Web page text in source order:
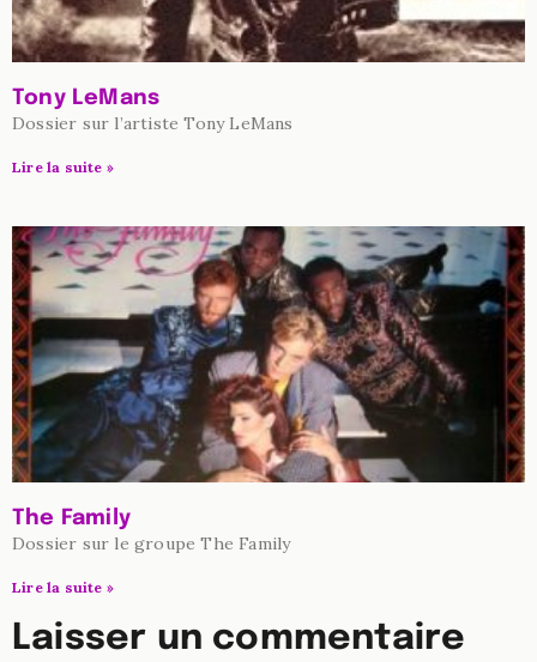
Tony LeMans
Dossier sur l’artiste Tony LeMans
Lire la suite »
The Family
Dossier sur le groupe The Family
Lire la suite »
Laisser un commentaire